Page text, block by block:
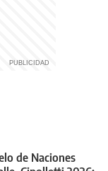
de Naciones